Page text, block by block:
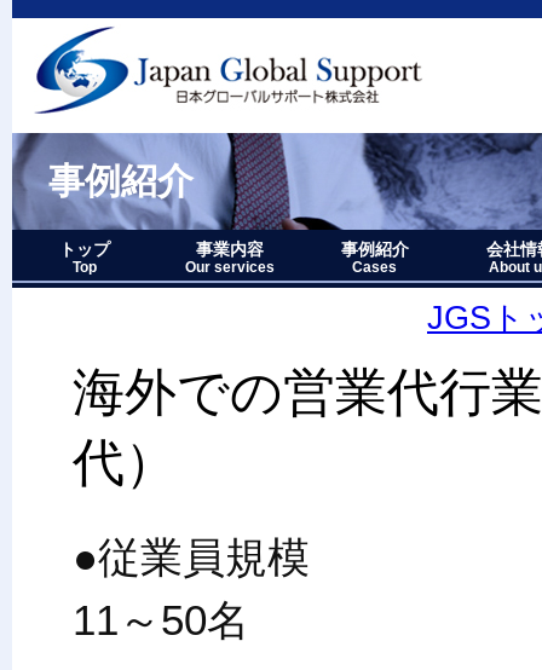
事例紹介
トップ
Top
事業内容
Our services
事例紹介
Cases
事例紹介－全件表示
アジア・オセアニア地域
中近東・アフリカ地域
会社情
About
会社情報
アクセス
沿革
企業理念
代表者略歴
経営七か条
当社のロ
JGSト
海外での営業代行
代）
●従業員規模
11～50名